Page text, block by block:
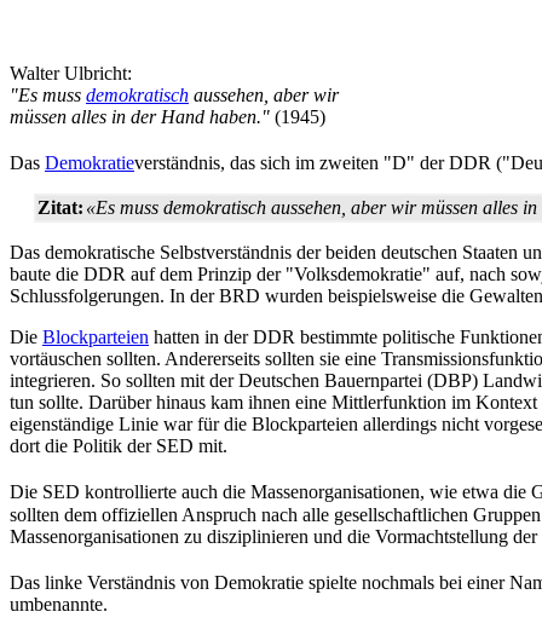
Walter Ulbricht:
"Es muss demokratisch aussehen, aber wir
müssen alles in der Hand haben." (1945)
Das Demokratie­verständnis, das sich im zweiten "D" der DDR
Zitat: «Es muss demokratisch aussehen, aber wir müssen alles
Das demokratische Selbstverständnis der beiden deutschen
baute die DDR auf dem Prinzip der "Volksdemokratie" auf, nach
Schlussfolgerungen. In der BRD wurden beispielsweise die
Die Blockparteien hatten in der DDR bestimmte politische
vortäuschen sollten. Andererseits sollten sie eine
integrieren. So sollten mit der Deutschen Bauernpartei (DBP)
tun sollte. Darüber hinaus kam ihnen eine Mittlerfunktion im
eigenständige Linie war für die Blockparteien allerdings nicht
dort die Politik der SED mit.
Die SED kontrollierte auch die Massenorganisationen, wie etwa die
sollten dem offiziellen Anspruch nach alle gesellschaftlichen
Massen­organisationen zu disziplinieren und die Vormachtstellung
Das linke Verständnis von Demokratie spielte nochmals bei einer
umbenannte.